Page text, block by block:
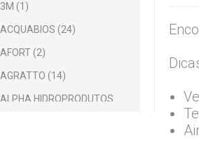
3M (1)
ACQUABIOS (24)
AFORT (2)
AGRATTO (14)
ALPHA HIDROPRODUTOS